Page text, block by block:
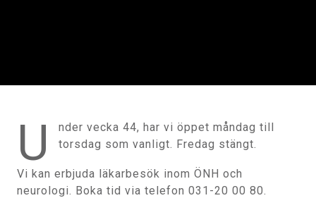
U
nder vecka 44, har vi öppet måndag till
torsdag som vanligt. Fredag stängt.
Vi kan erbjuda läkarbesök inom ÖNH och
neurologi. Boka tid via telefon 031-20 00 80.